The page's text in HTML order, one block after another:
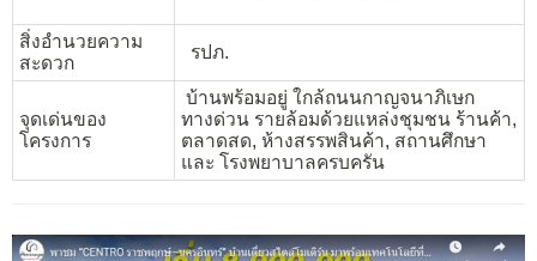
สิ่งอำนวยความ
สะดวก
รปภ.
จุดเด่นของ
โครงการ
บ้านพร้อมอยู่ ใกล้ถนนกาญจนาภิเษก
ทางด่วน รายล้อมด้วยแหล่งชุมชน ร้านค้า,
ตลาดสด, ห้างสรรพสินค้า, สถานศึกษา
และ โรงพยาบาลครบครัน